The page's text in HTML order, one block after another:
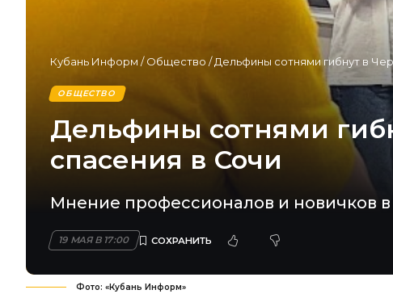
Кубань Информ /Общество /Дельфины сотнями гибнут в
ОБЩЕСТВО
Дельфины сотнями
спасения в Сочи
Мнение профессионалов и новичков
19 МАЯ В 17:00
Фото: «Кубань Информ»